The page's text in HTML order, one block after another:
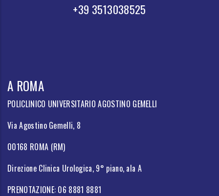
+39 3513038525
A ROMA
POLICLINICO UNIVERSITARIO AGOSTINO GEMELLI
Via Agostino Gemelli, 8
00168 ROMA (RM)
Direzione Clinica Urologica, 9° piano, ala A
PRENOTAZIONE: 06 8881 8881